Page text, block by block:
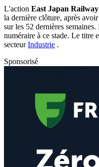
L'action East Japan
la dernière clôture, après
sur les 52 dernières
numéraire à ce stade. Le titre
secteurIndustrie .
Sponsorisé